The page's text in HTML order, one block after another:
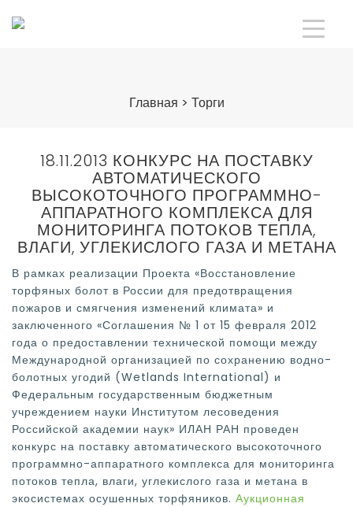
Главная > Торги
18.11.2013 КОНКУРС НА ПОСТАВКУ
АВТОМАТИЧЕСКОГО
ВЫСОКОТОЧНОГО ПРОГРАММНО-
АППАРАТНОГО КОМПЛЕКСА ДЛЯ
МОНИТОРИНГА ПОТОКОВ ТЕПЛА,
ВЛАГИ, УГЛЕКИСЛОГО ГАЗА И МЕТАНА
В рамках реализации Проекта «Восстановление
торфяных болот в России для предотвращения
пожаров и смягчения изменений климата» и
заключенного «Соглашения № 1 от 15 февраля 2012
года о предоставлении технической помощи между
Международной организацией по сохранению водно-
болотных угодий (Wetlands International) и
Федеральным государственным бюджетным
учреждением науки Институтом лесоведения
Российской академии наук» ИЛАН РАН проведен
конкурс на поставку автоматического высокоточного
программно-аппаратного комплекса для мониторинга
потоков тепла, влаги, углекислого газа и метана в
экосистемах осушенных торфяников. Аукционная